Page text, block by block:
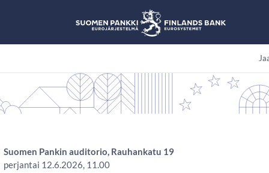
Suomen Pankin auditorio, Rauhankatu 19
perjantai 12.6.2026, 11.00